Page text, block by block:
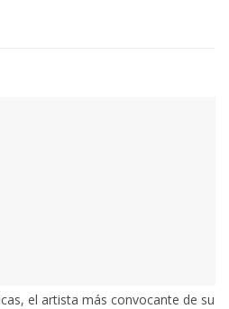
el artista más convocante de su